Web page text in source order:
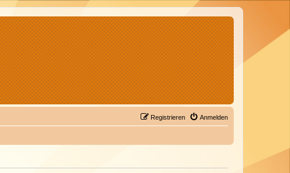
Anmelden
Registrieren